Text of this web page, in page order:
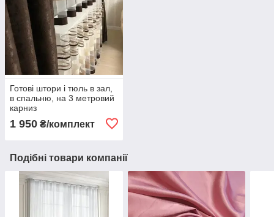
Готові штори і тюль в зал,
в спальню, на 3 метровий
карниз
1 950 ₴/комплект
Подібні товари компанії